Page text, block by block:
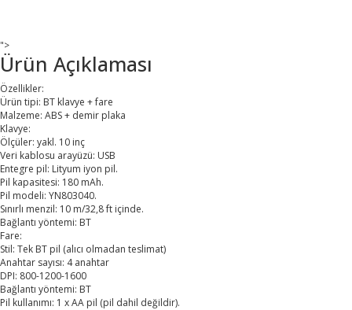
">
Ürün Açıklaması
Özellikler:
Ürün tipi: BT klavye + fare
Malzeme: ABS + demir plaka
Klavye:
Ölçüler: yakl. 10 inç
Veri kablosu arayüzü: USB
Entegre pil: Lityum iyon pil.
Pil kapasitesi: 180 mAh.
Pil modeli: YN803040.
Sınırlı menzil: 10 m/32,8 ft içinde.
Bağlantı yöntemi: BT
Fare:
Stil: Tek BT pil (alıcı olmadan teslimat)
Anahtar sayısı: 4 anahtar
DPI: 800-1200-1600
Bağlantı yöntemi: BT
Pil kullanımı: 1 x AA pil (pil dahil değildir).